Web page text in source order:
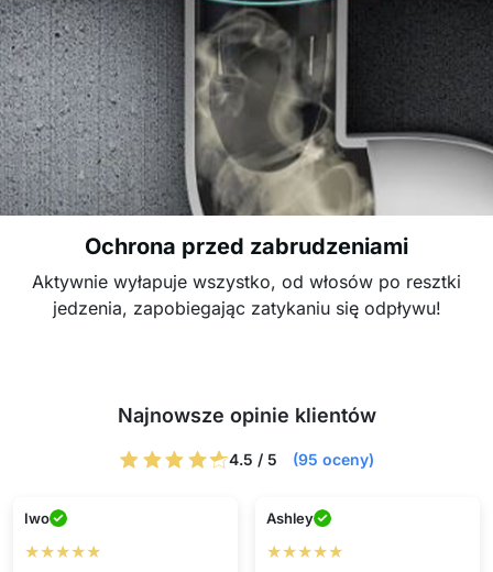
Ochrona przed zabrudzeniami
Aktywnie wyłapuje wszystko, od włosów po resztki
jedzenia, zapobiegając zatykaniu się odpływu!
Najnowsze opinie klientów
4.5 / 5 (95 oceny)
Iwo
★★★★★
Ashley
★★★★★